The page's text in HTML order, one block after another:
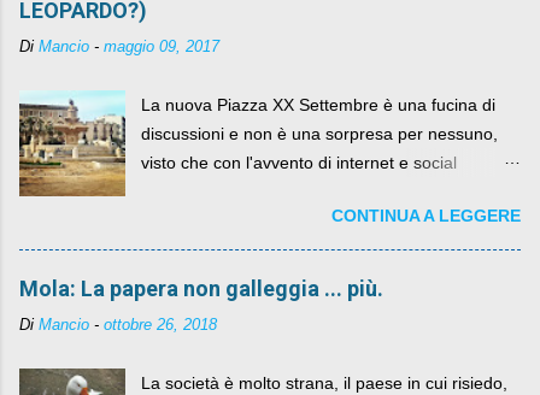
LEOPARDO?)
Di Mancio - maggio 09, 2017
La nuova Piazza XX Settembre è una fucina di
discussioni e non è una sorpresa per nessuno,
visto che con l'avvento di internet e social
sua lasciandone anche traccia scritta nel web.
CONTINUA A LEGGERE
Mola: La papera non galleggia ... più.
Di Mancio - ottobre 26, 2018
La società è molto strana, il paese in cui risiedo,